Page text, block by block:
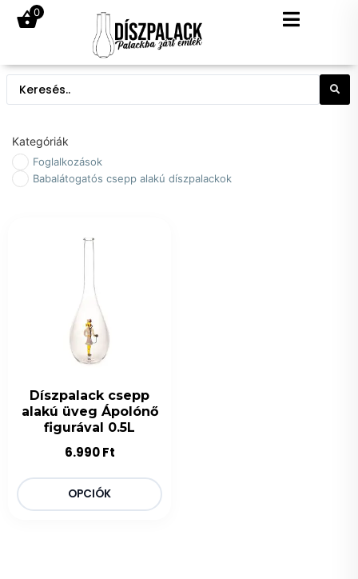
0
Kategóriák
Foglalkozások
Babalátogatós csepp alakú díszpalackok
Díszpalack csepp
alakú üveg Ápolónő
figurával 0.5L
6.990Ft
OPCIÓK